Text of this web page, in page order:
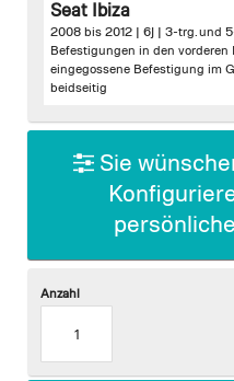
beginning
images
Seat Ibiza
2008 bis 2012 | 6J | 3-trg. und
Befestigungen in den vorderen
eingegossene Befestigung im
beidseitig
Sie
Anzahl